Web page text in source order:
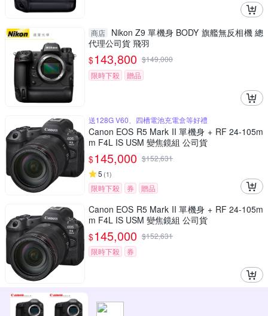
商店
Nikon Z9 單機身 BODY 旗艦無反相機 總
代理公司貨 飛羽
$143,800 $149,000
限時下殺
贈品
送128G V60、四槽電池充電盒等好禮
Canon EOS R5 Mark II 單機身 + RF 24-105m
m F4L IS USM 變焦鏡組 公司貨
$145,000 $152,631
5 (1)
限時下殺 券 贈品
Canon EOS R5 Mark II 單機身 + RF 24-105m
m F4L IS USM 變焦鏡組 公司貨
$145,000 $152,631
限時下殺
券